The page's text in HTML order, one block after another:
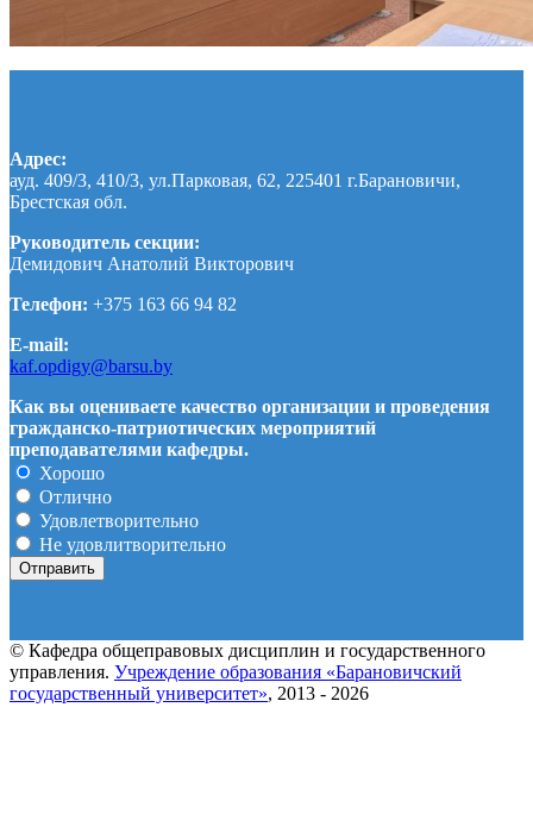
Адрес:
ауд. 409/3, 410/3, ул.Парковая, 62, 225401 г.Барановичи,
Брестская обл.
Руководитель секции:
Демидович Анатолий Викторович
Телефон: +375 163 66 94 82
E-mail:
kaf.opdigy@barsu.by
Как вы оцениваете качество организации и проведения
гражданско-патриотических мероприятий
преподавателями кафедры.
Хорошо
Отлично
Удовлетворительно
Не удовлитворительно
© Кафедра общеправовых дисциплин и государственного
управления. Учреждение образования «Барановичский
государственный университет», 2013 - 2026